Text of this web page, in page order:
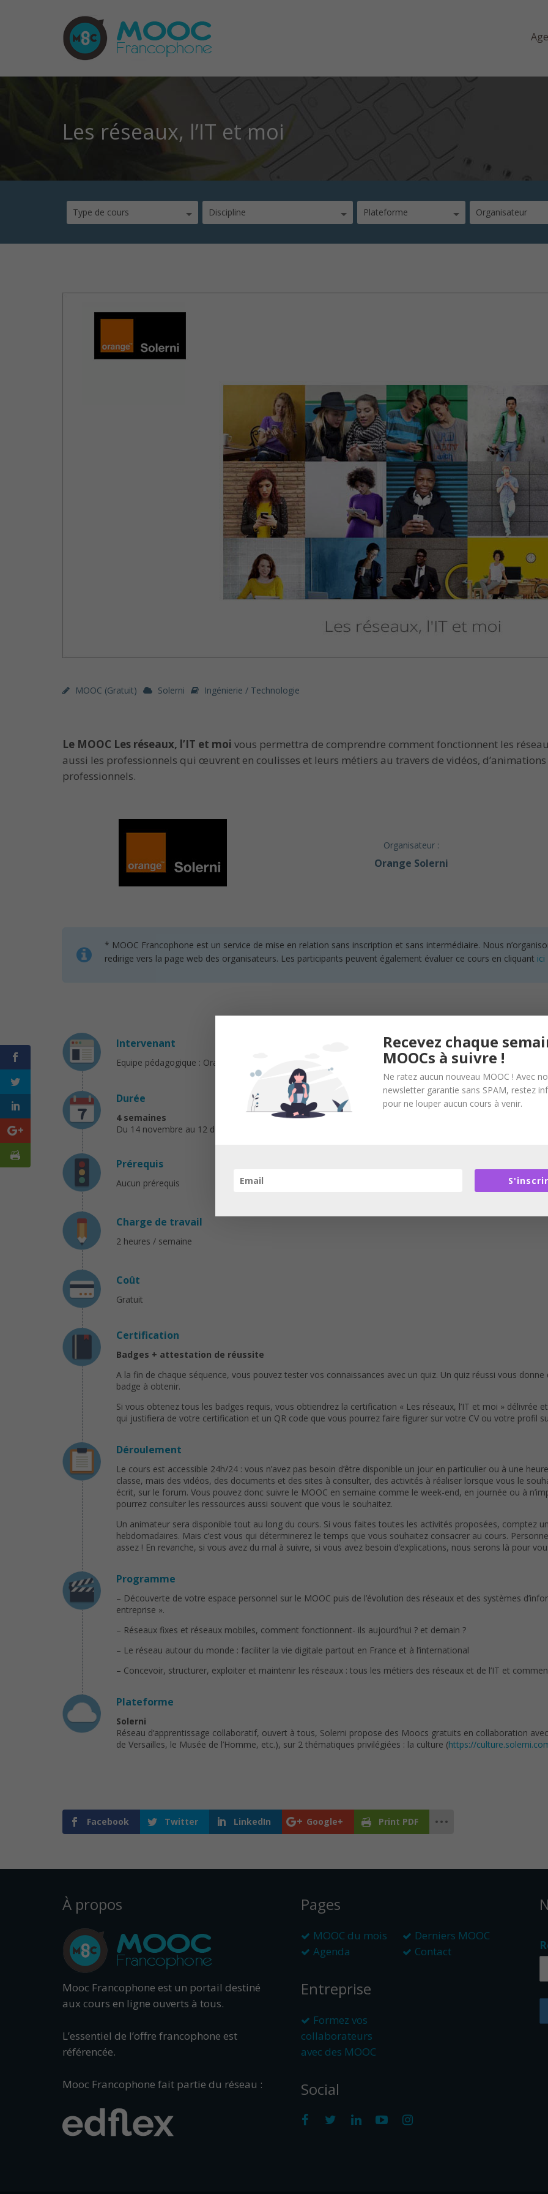
Les réseaux, l’IT et moi
Type de cours Discipline Plateforme Organisateur
MOOC (gratuit) Solerni Ingénierie / Technologie
Le MOOC Les réseaux, l’IT et moi vous permettra de comprendre comment fonctionnent les
aussi les professionnels qui œuvrent en coulisses et leurs métiers au travers de vidéos, d’animations
professionnels.
Organisateur :
Orange Solerni
* MOOC Francophone est un service de mise en relation sans inscription et sans intermédiaire. Nous
redirige vers la page web des organisateurs. Les participants peuvent également évaluer ce cours en cliquant ici
Intervenant
Equipe pédagogique : Orange et Global Knowledge
Durée
4 semaines
Du 14 novembre au 12 décembre 2016
Prérequis
Aucun prérequis
Charge de travail
2 heures / semaine
Coût
Gratuit
Certification
Badges + attestation de réussite
A la fin de chaque séquence, vous pouvez tester vos connaissances avec un quiz. Un quiz réussi vous
badge à obtenir.
Si vous obtenez tous les badges requis, vous obtiendrez la certification « Les réseaux, l’IT et moi » délivrée
qui justifiera de votre certification et un QR code que vous pourrez faire figurer sur votre CV ou votre profil
Déroulement
Le cours est accessible 24h/24 : vous n’avez pas besoin d’être disponible un jour en particulier ou à une
classe, mais des vidéos, des documents et des sites à consulter, des activités à réaliser lorsque vous le
écrit, sur le forum. Vous pouvez donc suivre le MOOC en semaine comme le week-end, en journée ou à
pourrez consulter les ressources aussi souvent que vous le souhaitez.
Un animateur sera disponible tout au long du cours. Si vous faites toutes les activités proposées, comptez
hebdomadaires. Mais c’est vous qui déterminerez le temps que vous souhaitez consacrer au cours.
assez ! En revanche, si vous avez du mal à suivre, si vous avez besoin d’explications, nous serons là pour
Programme
– Découverte de votre espace personnel sur le MOOC puis de l’évolution des réseaux et des systèmes
entreprise ».
– Réseaux fixes et réseaux mobiles, comment fonctionnent- ils aujourd’hui ? et demain ?
– Le réseau autour du monde : faciliter la vie digitale partout en France et à l’international
– Concevoir, structurer, exploiter et maintenir les réseaux : tous les métiers des réseaux et de l’IT et
Plateforme
Solerni
Réseau d’apprentissage collaboratif, ouvert à tous, Solerni propose des Moocs gratuits en collaboration
de Versailles, le Musée de l’Homme, etc.), sur 2 thématiques privilégiées : la culture (https://
Facebook Twitter LinkedIn Google+ Print PDF
À propos
Mooc Francophone est un portail destiné
aux cours en ligne ouverts à tous.
L’essentiel de l’offre francophone est
référencée.
Mooc Francophone fait partie du réseau :
Pages
MOOC du mois
Derniers MOOC
Agenda
Contact
Entreprise
Formez vos
collaborateurs
avec des MOOC
Social
Recevez chaque
MOOCs à suivre !
Ne ratez aucun nouveau MOOC ! Avec
newsletter garantie sans SPAM, restez
pour ne louper aucun cours à venir.